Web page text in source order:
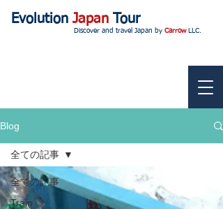
Evolution Japan Tour
Discover and travel Japan by CarrowLLC.
Blog
全ての記事
Train
全ての記事